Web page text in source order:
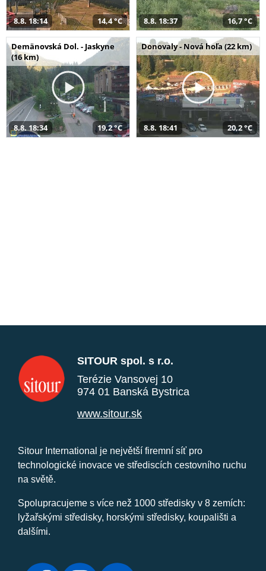
8.8. 18:14 14,4 °C 8.8. 18:37 16,7 °C
Demänovská Dol. - Jaskyne
(16 km)
8.8. 18:34 19,2 °C
Donovaly - Nová hoľa (22 km)
8.8. 18:41 20,2 °C
SITOUR spol. s r.o.
Terézie Vansovej 10
974 01 Banská Bystrica
www.sitour.sk
Sitour International je největší firemní síť pro
technologické inovace ve střediscích cestovního ruchu
na světě.
Spolupracujeme s více než 1000 středisky v 8 zemích:
lyžařskými středisky, horskými středisky, koupališti a
dalšími.